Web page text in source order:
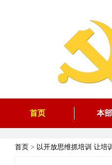
首页 本
首页 > 以开放思维抓培训 让